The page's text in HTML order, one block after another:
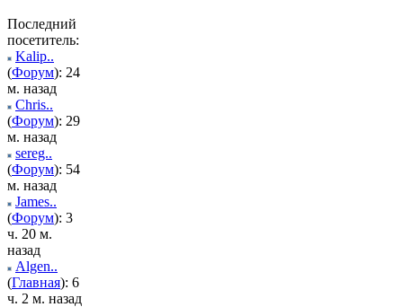
Последний
посетитель:
Kalip..
(Форум): 24
м. назад
Chris..
(Форум): 29
м. назад
sereg..
(Форум): 54
м. назад
James..
(Форум): 3
ч. 20 м.
назад
Algen..
(Главная): 6
ч. 2 м. назад